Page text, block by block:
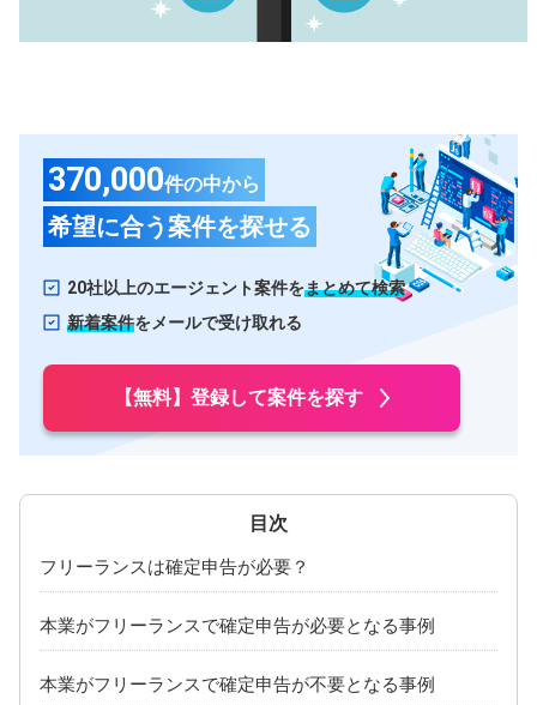
370,000件の中から
希望に合う案件を探せる
20社以上のエージェント案件をまとめて検索
新着案件をメールで受け取れる
【無料】登録して案件を探す
フリーランスは確定申告が必要？
本業がフリーランスで確定申告が必要となる事例
本業がフリーランスで確定申告が不要となる事例
石川県 長野県
東海
愛知県
岐阜県 三重県
関西
滋賀県
奈良県
中国
四国